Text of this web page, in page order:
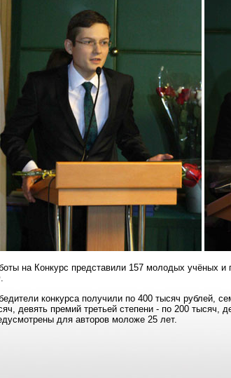
на Конкурс представили 157 молодых учёных и
конкурса получили по 400 тысяч рублей,
девять премий третьей степени - по 200 тысяч,
для авторов моложе 25 лет.